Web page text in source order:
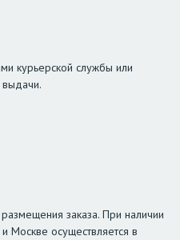
курьерской службы или
выдачи.
заказа. При наличии
Москве осуществляется в